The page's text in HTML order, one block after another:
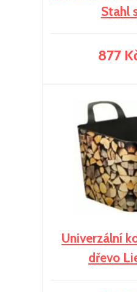
Stahl
877
Univerzální
dřevo